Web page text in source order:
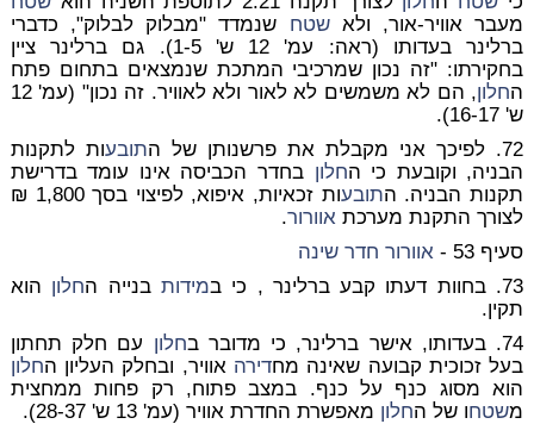
מעבר אוויר-אור, ולאשטח שנמדד "מבלוק לבלוק", כדברי
ברלינר בעדותו (ראה: עמ' 12 ש' 1-5). גם ברלינר ציין
בחקירתו: "זה נכון שמרכיבי המתכת שנמצאים בתחום פתח
החלון
, הם לא משמשים לא לאור ולא לאוויר. זה נכון" (עמ' 12
ש' 16-17).
72. לפיכך אני מקבלת את פרשנותן של ה
תובעות לתקנות
הבניה, וקובעת כי החלון בחדר הכביסה אינו עומד בדרישת
תקנות הבניה. התובע
ות זכאיות, איפוא, לפיצוי בסך 1,800 ₪
לצורך התקנת מערכת אוורור.
סעיף 53 -
אוורור חדר שינה
73. בחוות דעתו קבע ברלינר , כי ב
מידות בנייה החלון הוא
תקין.
74. בעדותו, אישר ברלינר, כי מדובר ב
חלון עם חלק תחתון
בעל זכוכית קבועה שאינה מחדירה אוויר, ובחלק העליון החלון
הוא מסוג כנף על כנף. במצב פתוח, רק פחות ממחצית
משטחו של החלון מאפשרת החדרת אוויר (עמ' 13 ש' 28-37).